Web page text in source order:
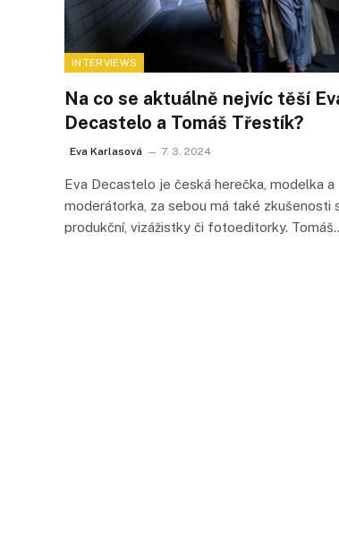
INTERVIEWS
Na co se aktuálně nejvíc těší
Decastelo a Tomáš Třestík?
Eva Karlasová 7. 3. 2024
Eva Decastelo je česká herečka, modelka a
moderátorka, za sebou má také zkušenosti
produkční, vizážistky či fotoeditorky.